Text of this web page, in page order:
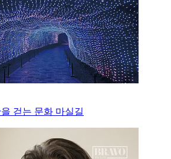
걷는 문화 마실길